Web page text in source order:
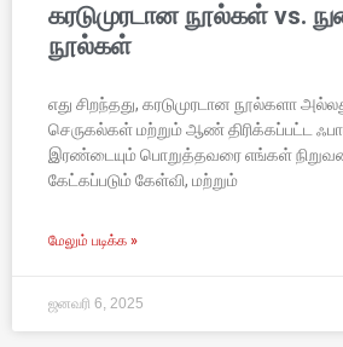
கரடுமுரடான நூல்கள் vs.
நூல்கள்
எது சிறந்தது, கரடுமுரடான நூல்களா
செருகல்கள் மற்றும் ஆண் திரிக்கப்பட்ட
இரண்டையும் பொறுத்தவரை எங்கள்
கேட்கப்படும் கேள்வி, மற்றும்
மேலும் படிக்க »
ஜனவரி 6, 2025